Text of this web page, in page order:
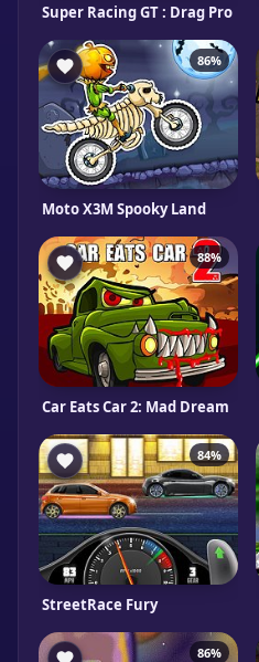
Super Racing GT : Drag Pro
86%
Moto X3M Spooky Land
88%
Car Eats Car 2: Mad Dream
84%
StreetRace Fury
86%